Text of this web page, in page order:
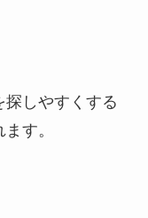
しやすくする
す。